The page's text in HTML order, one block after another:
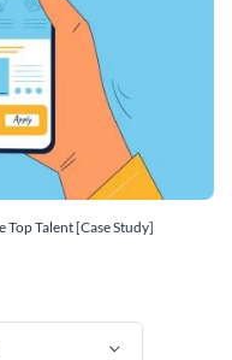
Talent [Case Study]